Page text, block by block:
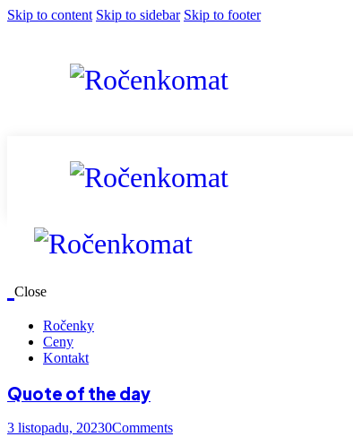
Skip to content Skip to sidebar Skip to footer
Close
Ročenky
Ceny
Kontakt
Quote of the day
3 listopadu, 20230Comments